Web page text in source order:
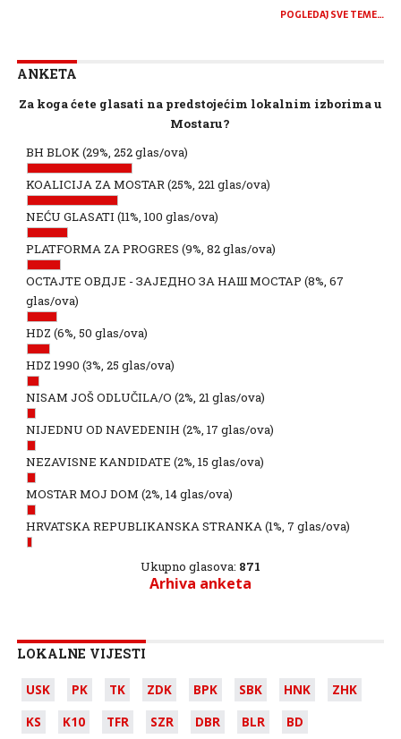
POGLEDAJ SVE TEME…
ANKETA
Za koga ćete glasati na predstojećim lokalnim izborima u
Mostaru?
BH BLOK(29%, 252 glas/ova)
KOALICIJA ZA MOSTAR(25%, 221 glas/ova)
NEĆU GLASATI (11%, 100 glas/ova)
PLATFORMA ZA PROGRES (9%, 82 glas/ova)
ОСТАЈТЕ ОВДЈЕ - ЗАЈЕДНО ЗА НАШ МОСТАР (8%, 67
glas/ova)
HDZ (6%, 50 glas/ova)
HDZ 1990 (3%, 25 glas/ova)
NISAM JOŠ ODLUČILA/O (2%, 21 glas/ova)
NIJEDNU OD NAVEDENIH (2%, 17 glas/ova)
NEZAVISNE KANDIDATE (2%, 15 glas/ova)
MOSTAR MOJ DOM (2%, 14 glas/ova)
HRVATSKA REPUBLIKANSKA STRANKA(1%, 7 glas/ova)
Ukupno glasova: 871
Arhiva anketa
LOKALNE VIJESTI
USK PK TK ZDK BPK SBK HNK
ZHK
KS
K10 TFR SZR DBR BLR BD